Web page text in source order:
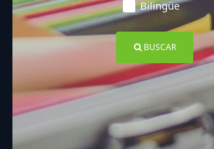
Bilingüe
BUSCAR